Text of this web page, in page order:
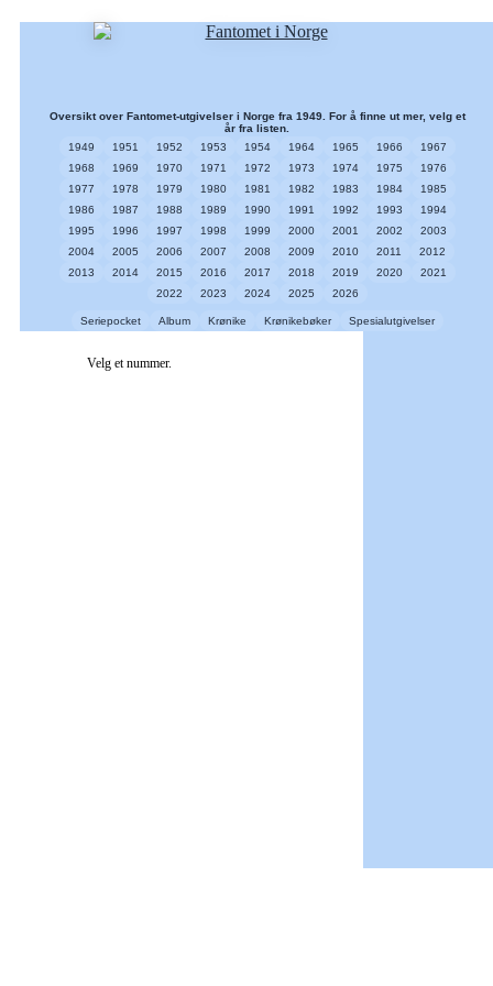
Oversikt over Fantomet-utgivelser i Norge fra 1949. For å finne ut mer, velg et
år fra listen.
1949
1951 1952 1953 1954 1964 1965 1966
1967
1968
1969 1970 1971 1972 1973 1974 1975
1976
1977
1978 1979 1980 1981 1982 1983 1984
1985
1986
1987 1988 1989 1990 1991 1992 1993
1994
1995
1996 1997 1998 1999 2000 2001 2002
2003
2004
2005 2006 2007 2008 2009 2010 2011
2012
2013
2014 2015 2016 2017 2018 2019 2020
2021
2022
2023 2024 2025 2026
Seriepocket Album Krønike Krønikebøker Spesialutgivelser
Velg et nummer.